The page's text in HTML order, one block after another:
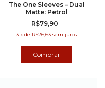
The One Sleeves – Dual
Matte: Petrol
R$79,90
3 xde R$26,63 sem juros